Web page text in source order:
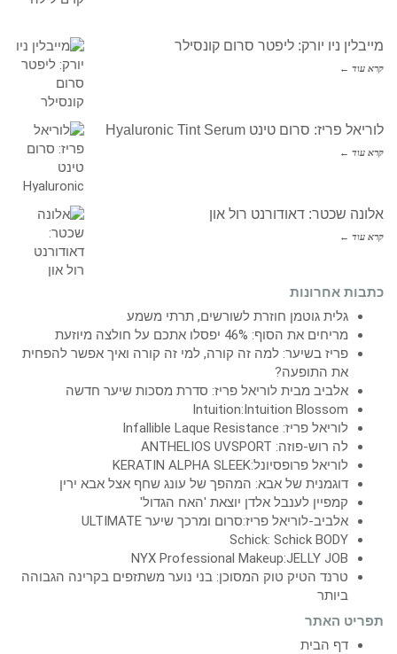
מייבלין ניו יורק: ליפטר סרום קונסילר
קרא עוד ←
לוריאל פריז: סרום טינט Hyaluronic Tint Serum
קרא עוד ←
אלונה שכטר: דאודורנט רול און
קרא עוד ←
כתבות אחרונות
גלית גוטמן חוזרת לשורשים, תרתי משמע
מריחים את הסוף: 46% יפסלו אתכם על חולצה מיוזעת
פריז בשיער: למה זה קורה, למי זה קורה ואיך אפשר להפחית
את התופעה?
אלביב מבית לוריאל פריז: סדרת מסכות שיער חדשה
Intuition:Intuition Blossom
לוריאל פריז: Infallible Laque Resistance
לה רוש-פוזה: ANTHELIOS UVSPORT
לוריאל פרופסיונל:KERATIN ALPHA SLEEK
דוגמנית של אבא: המהפך של עונג שחף אצל אבא ירין
קמפיין לענבל אלדן יוצאת 'האח הגדול'
אלביב-לוריאל פריז:סרום ומרכך שיער ULTIMATE
Schick: Schick BODY
NYX Professional Makeup:JELLY JOB
טרנד הטיק טוק המסוכן: בני נוער משתזפים בקרינה הגבוהה
ביותר
תפריט האתר
דף הבית